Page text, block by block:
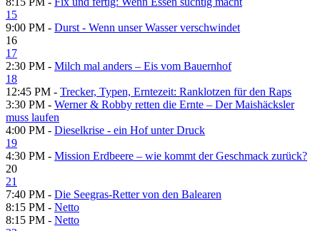
15
9:00 PM - Durst - Wenn unser Wasser verschwindet
16
17
2:30 PM - Milch mal anders – Eis vom Bauernhof
18
12:45 PM - Trecker, Typen, Erntezeit: Ranklotzen für den Raps
3:30 PM - Werner & Robby retten die Ernte – Der Maishäcksler
muss laufen
4:00 PM - Dieselkrise - ein Hof unter Druck
19
4:30 PM - Mission Erdbeere – wie kommt der Geschmack zurück?
20
21
7:40 PM - Die Seegras-Retter von den Balearen
8:15 PM - Netto
8:15 PM - Netto